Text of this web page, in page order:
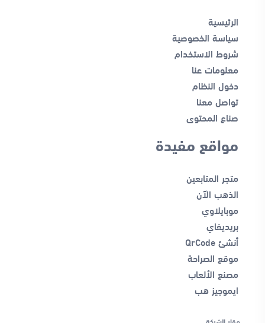
الرئيسية
سياسة الخصوصية
شروط الاستخدام
معلومات عنا
دخول النظام
تواصل معنا
صناع المحتوى
مواقع مفيدة
متجر المتابعين
الذهب الآن
موبايلاوي
بريديفاي
أنشئ QrCode
موقع الصراحة
مصنع الألعاب
ايموجيز هب